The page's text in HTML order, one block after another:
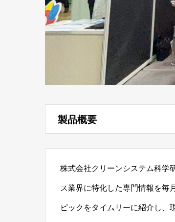
製品概要
株式会社クリーンシステム科学
ス業界に特化した専門情報を毎
ピックをタイムリーに紹介し、